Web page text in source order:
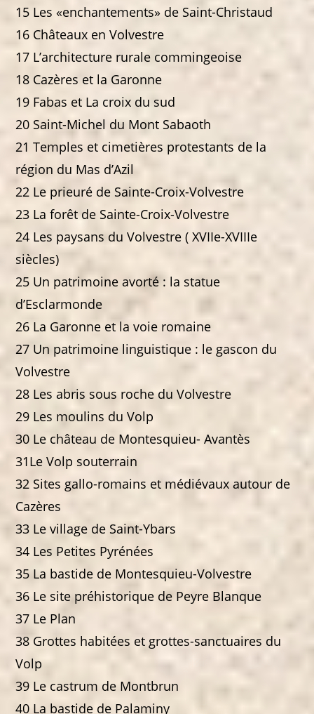
15 Les «enchantements» de Saint-Christaud
16 Châteaux en Volvestre
17 L’architecture rurale commingeoise
18 Cazères et la Garonne
19 Fabas et La croix du sud
20 Saint-Michel du Mont Sabaoth
21 Temples et cimetières protestants de la
région du Mas d’Azil
22 Le prieuré de Sainte-Croix-Volvestre
23 La forêt de Sainte-Croix-Volvestre
24 Les paysans du Volvestre ( XVIIe-XVIIIe
siècles)
25 Un patrimoine avorté : la statue
d’Esclarmonde
26 La Garonne et la voie romaine
27 Un patrimoine linguistique : le gascon du
Volvestre
28 Les abris sous roche du Volvestre
29 Les moulins du Volp
30 Le château de Montesquieu- Avantès
31Le Volp souterrain
32 Sites gallo-romains et médiévaux autour de
Cazères
33 Le village de Saint-Ybars
34 Les Petites Pyrénées
35 La bastide de Montesquieu-Volvestre
36 Le site préhistorique de Peyre Blanque
37 Le Plan
38 Grottes habitées et grottes-sanctuaires du
Volp
39 Le castrum de Montbrun
40 La bastide de Palaminy